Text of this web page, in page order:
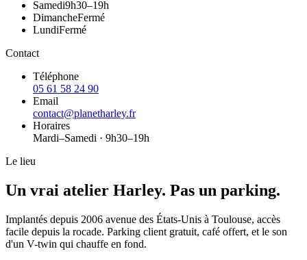
Samedi9h30–19h
DimancheFermé
LundiFermé
Contact
Téléphone
05 61 58 24 90
Email
contact@planetharley.fr
Horaires
Mardi–Samedi · 9h30–19h
Le lieu
Un vrai atelier Harley. Pas un parking.
Implantés depuis 2006 avenue des États-Unis à Toulouse, accès
facile depuis la rocade. Parking client gratuit, café offert, et le son
d'un V-twin qui chauffe en fond.